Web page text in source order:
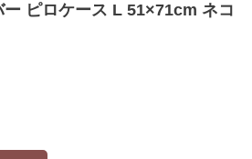
ピロケース L 51×71cm ネコ